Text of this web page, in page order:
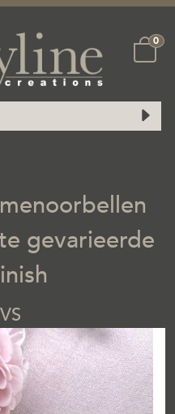
0
gevarieerde